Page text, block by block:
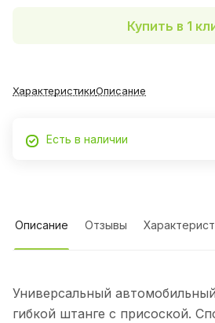
Купить в 1
ХарактеристикиОписание
Есть в наличии
Описание Отзывы
Универсальный
гибкой штанге с присоской.